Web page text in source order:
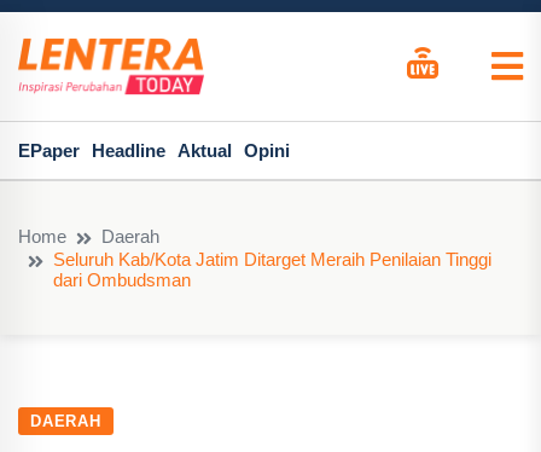
EPaper Headline Aktual Opini
Home
Daerah
Seluruh Kab/Kota Jatim Ditarget Meraih Penilaian Tinggi
dari Ombudsman
DAERAH